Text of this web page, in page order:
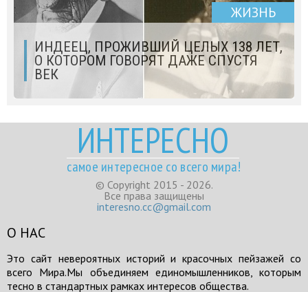
ЖИЗНЬ
ИНДЕЕЦ, ПРОЖИВШИЙ ЦЕЛЫХ 138 ЛЕТ,
О КОТОРОМ ГОВОРЯТ ДАЖЕ СПУСТЯ
ВЕК
ИНТЕРЕСНО
самое интересное со всего мира!
© Copyright 2015 - 2026.
Все права защищены
interesno.cc@gmail.com
О НАС
Это сайт невероятных историй и красочных пейзажей со
всего Мира.Мы объединяем единомышленников, которым
тесно в стандартных рамках интересов общества.